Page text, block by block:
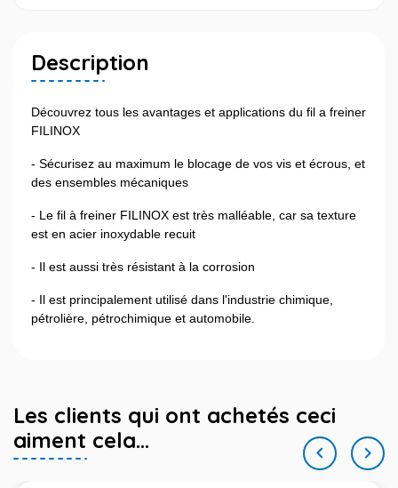
Description
Découvrez tous les avantages et applications du fil a freiner
FILINOX
- Sécurisez au maximum le blocage de vos vis et écrous, et
des ensembles mécaniques
- Le fil à freiner FILINOX est très malléable, car sa texture
est en acier inoxydable recuit
- Il est aussi très résistant à la corrosion
- Il est principalement utilisé dans l'industrie chimique,
pétrolière, pétrochimique et automobile.
Les clients qui ont achetés ceci
aiment cela...
 